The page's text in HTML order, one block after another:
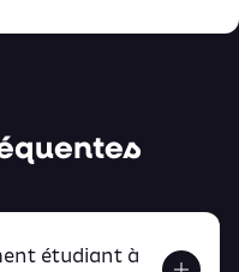
étudiant à